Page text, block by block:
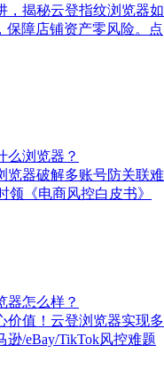
，揭秘云登指纹浏览器如
保障店铺资产零风险。点
么浏览器？
览器破解多账号防关联难
领《电商风控白皮书》
器怎么样？
价值！云登浏览器实现多
/eBay/TikTok风控难题